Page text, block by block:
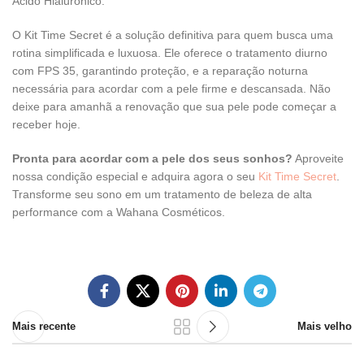
O Kit Time Secret é a solução definitiva para quem busca uma
rotina simplificada e luxuosa. Ele oferece o tratamento diurno
com FPS 35, garantindo proteção, e a reparação noturna
necessária para acordar com a pele firme e descansada. Não
deixe para amanhã a renovação que sua pele pode começar a
receber hoje.
Pronta para acordar com a pele dos seus sonhos? Aproveite
nossa condição especial e adquira agora o seu Kit Time Secret.
Transforme seu sono em um tratamento de beleza de alta
performance com a Wahana Cosméticos.
Mais recente Mais velho